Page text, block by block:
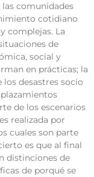
comunidades
cotidiano
complejas. La
de
social y
en prácticas; la
desastres socio
de los escenarios
realizada por
cuales son parte
es que al final
distinciones de
de porqué se